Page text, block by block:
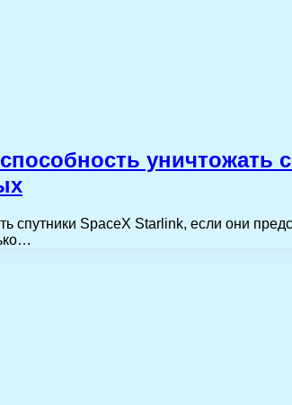
уничтожать
спутники SpaceX Starlink, если они